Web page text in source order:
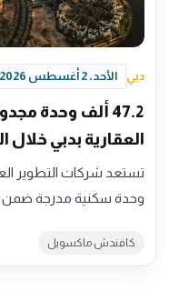
دبي الأحد، 2 أغسطس 2026 - 19:51
47.2 ألف وحدة
العقارية بدبي خلال
وحدة سكنية مدرجة ضمن
كافندش ماكسويل